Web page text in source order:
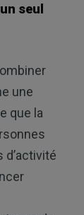
seul
une
que la